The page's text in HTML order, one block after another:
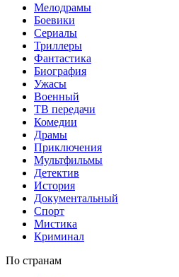
Мелодрамы
Боевики
Сериалы
Триллеры
Фантастика
Биография
Ужасы
Военный
ТВ передачи
Комедии
Драмы
Приключения
Мультфильмы
Детектив
История
Документальный
Спорт
Мистика
Криминал
По странам